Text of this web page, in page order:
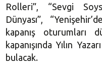
Rolleri”, “Sevgi
Dünyası”,
kapanış oturumları
kapanışında Yılın
bulacak.